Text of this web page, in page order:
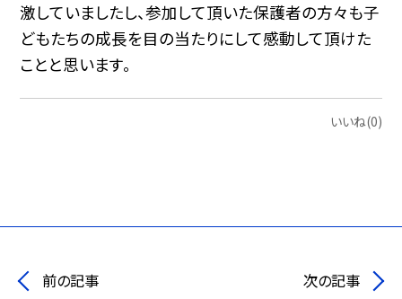
激していましたし、参加して頂いた保護者の方々も子
どもたちの成長を目の当たりにして感動して頂けた
ことと思います。
いいね(0)
前の記事 次の記事